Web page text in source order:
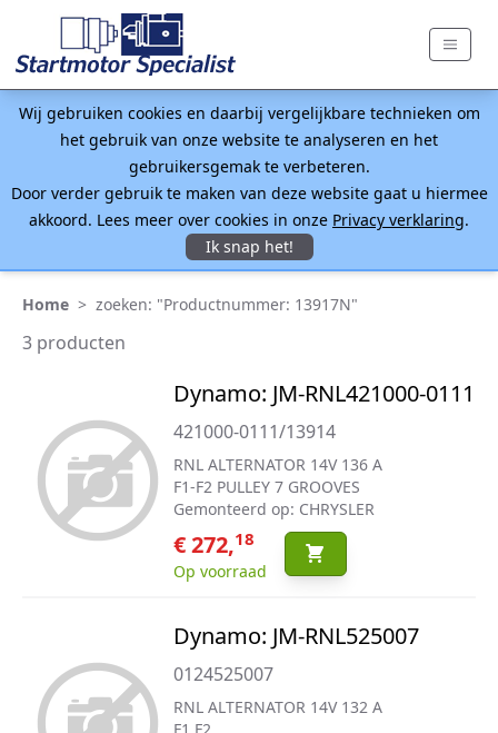
Wij gebruiken cookies en daarbij vergelijkbare technieken om
het gebruik van onze website te analyseren en het
gebruikersgemak te verbeteren.
Door verder gebruik te maken van deze website gaat u hiermee
akkoord. Lees meer over cookies in onze Privacy verklaring.
Ik snap het!
Home > zoeken: "Productnummer: 13917N"
3 producten
Dynamo: JM-RNL421000-0111
421000-0111/13914
RNL ALTERNATOR 14V 136 A
F1-F2 PULLEY 7 GROOVES
Gemonteerd op: CHRYSLER
€ 272,18
Op voorraad
Dynamo: JM-RNL525007
0124525007
RNL ALTERNATOR 14V 132 A